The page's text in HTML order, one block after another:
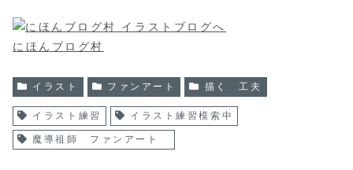
にほんブログ村
イラスト ファンアート 描く 工夫
イラスト練習 イラスト練習模索中
魔導祖師 ファンアート